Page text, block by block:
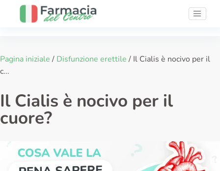
Pagina iniziale / Disfunzione erettile / Il Cialis è nocivo per il
c...
Il Cialis è nocivo per il
cuore?